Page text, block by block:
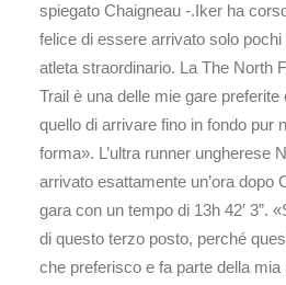
spiegato Chaigneau -.Iker ha
felice di essere arrivato solo
atleta straordinario. La The North
Trail è una delle mie gare
quello di arrivare fino in fondo pur
forma». L’ultra runner ungherese
arrivato esattamente un’ora dopo
gara con un tempo di 13h 42′ 3”.
di questo terzo posto, perché
che preferisco e fa parte della